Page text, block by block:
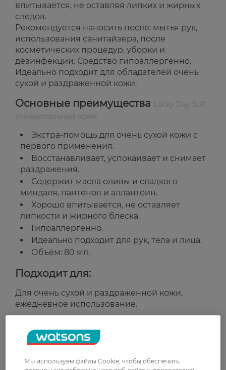
впитывается, не оставляя липких и жирных
следов.
Рекомендуется наносить после: мытья рук,
использования санитайзера, после
косметических процедур, уборки и
дезинфекции. Средство гипоаллергенно.
Идеально подходит для обладателей очень
сухой и раздраженной кожи.
Основные преимущества
Экстра-помощь для очень сухой кожи с
первого применения.
Восстанавливает, успокаивает и снимает
раздражения.
Содержит масла оливы и сладкого
миндаля, пантенол и аллантоин.
Хорошо впитывается, не оставляет
липкости и жирного блеска.
Гипоаллергенно.
Идеально подходит для рук, тела и лица.
Объём: 80 мл.
Подходит для:
Для очень сухой и раздраженной кожи,
ежедневное использование.
Мы используем файлы Cookie, чтобы обеспечить